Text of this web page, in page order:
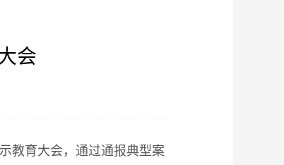
会
教育大会，通过通报典型案